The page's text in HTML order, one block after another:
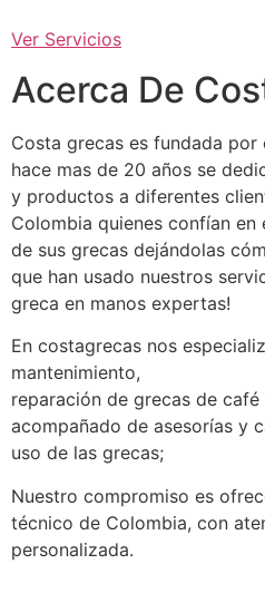
Ver Servicios
Acerca De
Costa grecas es fundada por
hace mas de 20 años se
y productos a diferentes
Colombia quienes confían en
de sus grecas dejándolas
que han usado nuestros
greca en manos expertas!
En costagrecas nos
mantenimiento,
reparación de grecas de café
acompañado de asesorías y
uso de las grecas;
Nuestro compromiso es
técnico de Colombia, con
personalizada.